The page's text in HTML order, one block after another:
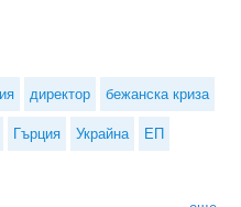
директор бежанска криза
Гърция Украйна ЕП